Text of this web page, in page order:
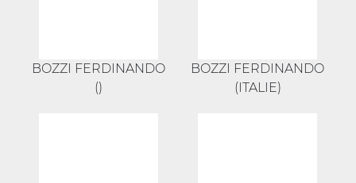
BOZZI FERDINANDO
()
BOZZI FERDINANDO
(ITALIE)